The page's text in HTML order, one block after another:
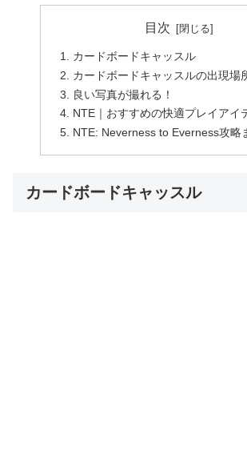
目次
カードボードキャッスル
カードボードキャッスルの出現場
良い写真が撮れる！
NTE｜おすすめの快適プレイアイ
NTE: Neverness to Everness攻略
カードボードキャッスル